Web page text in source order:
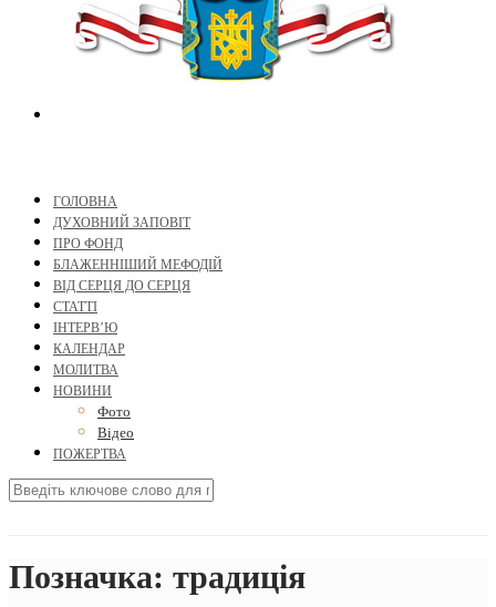
ГОЛОВНА
ДУХОВНИЙ ЗАПОВІТ
ПРО ФОНД
БЛАЖЕННІШИЙ МЕФОДІЙ
ВІД СЕРЦЯ ДО СЕРЦЯ
СТАТТІ
ІНТЕРВ’Ю
КАЛЕНДАР
МОЛИТВА
НОВИНИ
Фото
Відео
ПОЖЕРТВА
Позначка: традиція